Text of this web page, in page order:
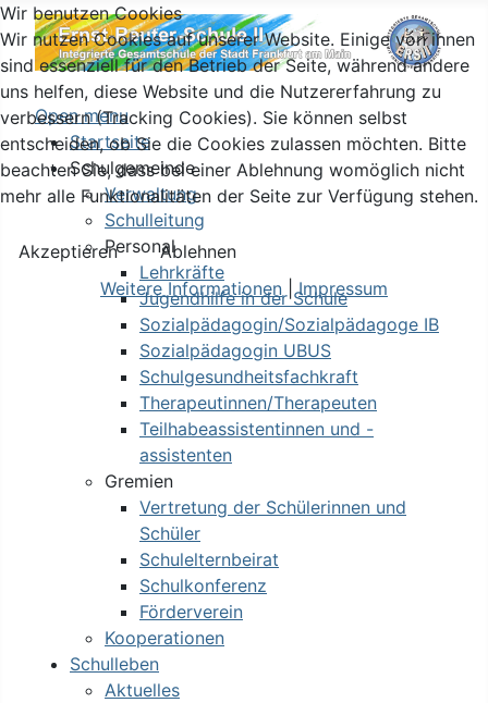
Open menu
Startseite
Schulgemeinde
Verwaltung
Schulleitung
Personal
Lehrkräfte
Jugendhilfe in der Schule
Sozialpädagogin/Sozialpädagoge IB
Sozialpädagogin UBUS
Schulgesundheitsfachkraft
Therapeutinnen/Therapeuten
Teilhabeassistentinnen und -
assistenten
Gremien
Vertretung der Schülerinnen und
Schüler
Schulelternbeirat
Schulkonferenz
Förderverein
Kooperationen
Schulleben
Aktuelles
Wir benutzen Cookies
Wir nutzen Cookies auf unserer Website. Einige von ihnen
sind essenziell für den Betrieb der Seite, während andere
uns helfen, diese Website und die Nutzererfahrung zu
verbessern (Tracking Cookies). Sie können selbst
entscheiden, ob Sie die Cookies zulassen möchten. Bitte
beachten Sie, dass bei einer Ablehnung womöglich nicht
mehr alle Funktionalitäten der Seite zur Verfügung stehen.
Akzeptieren
Ablehnen
Weitere Informationen |Impressum